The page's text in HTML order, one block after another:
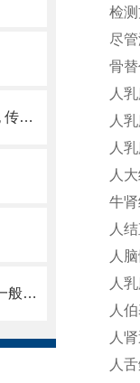
人肺癌细胞 A549细胞 ATCC细胞 传代细胞
人宫颈癌细胞C-33A细胞 培养的一般过程
检
尽
骨
人
人
人
人
牛
人
人
人
人
人
人